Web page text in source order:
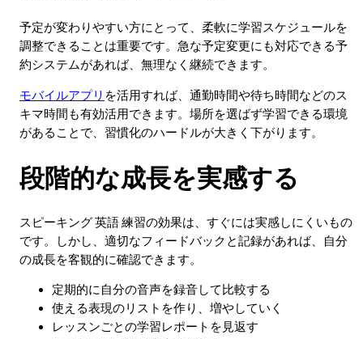
予定が変わりやすい方にとって、柔軟に学習スケジュールを
調整できることは重要です。急な予定変更にも対応できる予
約システムがあれば、無理なく継続できます。
モバイルアプリ を活用すれば、通勤時間や待ち時間などのス
キマ時間も有効活用できます。場所を選ばず学習できる環境
があることで、習慣化のハードルが大きく下がります。
段階的な成長を実感する
スピーキング 英語 練習の効果は、すぐには実感しにくいもの
です。しかし、適切なフィードバックと記録があれば、自分
の成長を客観的に確認できます。
定期的に自分の音声を録音して比較する
使える表現のリストを作り、増やしていく
レッスンごとの学習レポートを見返す